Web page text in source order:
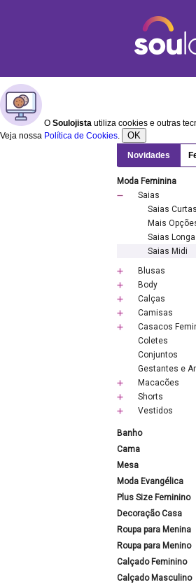
O Soulojista utiliza cookies e outras
Veja nossa Política de Cookies. OK
Novidades
Moda Feminina
Saias
Saias Curtas
Mais
Saias
Saias Midi
Blusas
Body
Calças
Camisas
Casacos
Coletes
Conjuntos
Gestantes e
Macacões
Shorts
Vestidos
Banho
Cama
Mesa
Moda Evangélica
Plus Size Feminino
Decoração Casa
Roupa para Menina
Roupa para Menino
Calçado Feminino
Calçado Masculino